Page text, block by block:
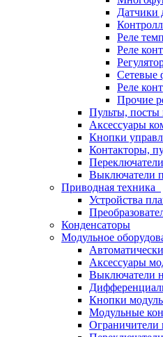
Датчики
Реле
Реле
Сетевые
Реле
Прочие
Пульты, посты
Аксессуары
Кнопки
Контакторы,
Переключатели
Выключатели
Приводная техника
Устройства
Конденсаторы
Модульное
Аксессуары
Выключатели
Кнопки
Модульные
Ограничители